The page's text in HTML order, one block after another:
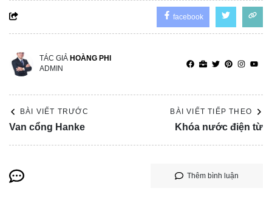
facebook
TÁC GIẢ HOÀNG PHI
ADMIN
BÀI VIẾT TRƯỚC
Van cổng Hanke
BÀI VIẾT TIẾP THEO
Khóa nước điện từ
Thêm bình luận